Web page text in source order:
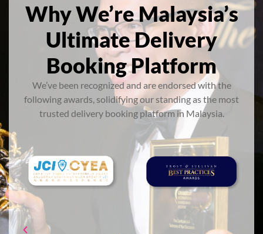
Why We’re Malaysia’s
Ultimate Delivery
Booking Platform
We’ve been recognized and are endorsed with the
following awards, solidifying our standing as the most
trusted delivery booking platform in Malaysia.